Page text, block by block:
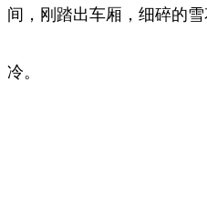
间，刚踏出车厢，细碎的
冷。